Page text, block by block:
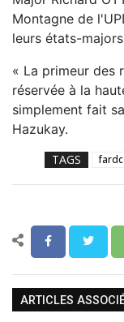
Montagne de
leurs états-
« La primeur des
réservée à la
simplement fait
Hazukay.
TAGS fardc
ARTICLES